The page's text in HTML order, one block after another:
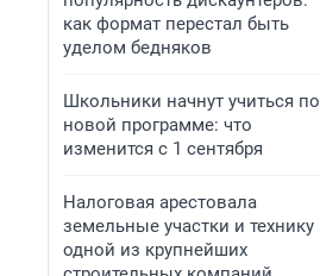
как формат перестал быть
уделом бедняков
Школьники начнут учиться по
новой программе: что
изменится с 1 сентября
Налоговая арестовала
земельные участки и технику
одной из крупнейших